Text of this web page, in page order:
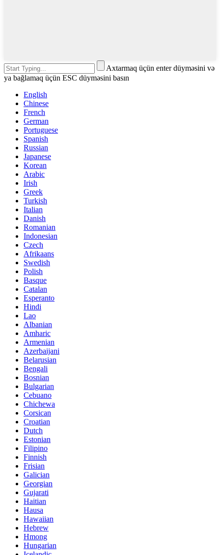
Axtarmaq üçün enter düyməsini və
ya bağlamaq üçün ESC düyməsini basın
English
Chinese
French
German
Portuguese
Spanish
Russian
Japanese
Korean
Arabic
Irish
Greek
Turkish
Italian
Danish
Romanian
Indonesian
Czech
Afrikaans
Swedish
Polish
Basque
Catalan
Esperanto
Hindi
Lao
Albanian
Amharic
Armenian
Azerbaijani
Belarusian
Bengali
Bosnian
Bulgarian
Cebuano
Chichewa
Corsican
Croatian
Dutch
Estonian
Filipino
Finnish
Frisian
Galician
Georgian
Gujarati
Haitian
Hausa
Hawaiian
Hebrew
Hmong
Hungarian